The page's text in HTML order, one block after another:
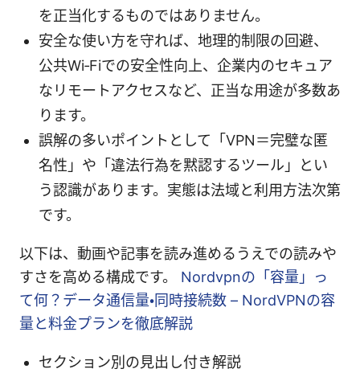
を正当化するものではありません。
安全な使い方を守れば、地理的制限の回避、
公共Wi‑Fiでの安全性向上、企業内のセキュア
なリモートアクセスなど、正当な用途が多数あ
ります。
誤解の多いポイントとして「VPN＝完璧な匿
名性」や「違法行為を黙認するツール」とい
う認識があります。実態は法域と利用方法次第
です。
以下は、動画や記事を読み進めるうえでの読みや
すさを高める構成です。 Nordvpnの「容量」っ
て何？データ通信量・同時接続数 – NordVPNの容
量と料金プランを徹底解説
セクション別の見出し付き解説